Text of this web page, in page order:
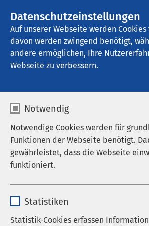
Datenschutzeinstellungen
Auf unserer Webseite werden
davon werden zwingend benötigt,
andere ermöglichen, Ihre
Webseite zu verbessern.
Notwendig
Notwendige Cookies werden für
Funktionen der Webseite benötigt.
gewährleistet, dass die Webseite
funktioniert.
Anbieter sgalinski
Statistiken
Statistik-Cookies erfassen
AMEOS Klinikum Aschersleben
Therapie und
Rehabilitation
Entlassmanagement
Pflegefachkräfte